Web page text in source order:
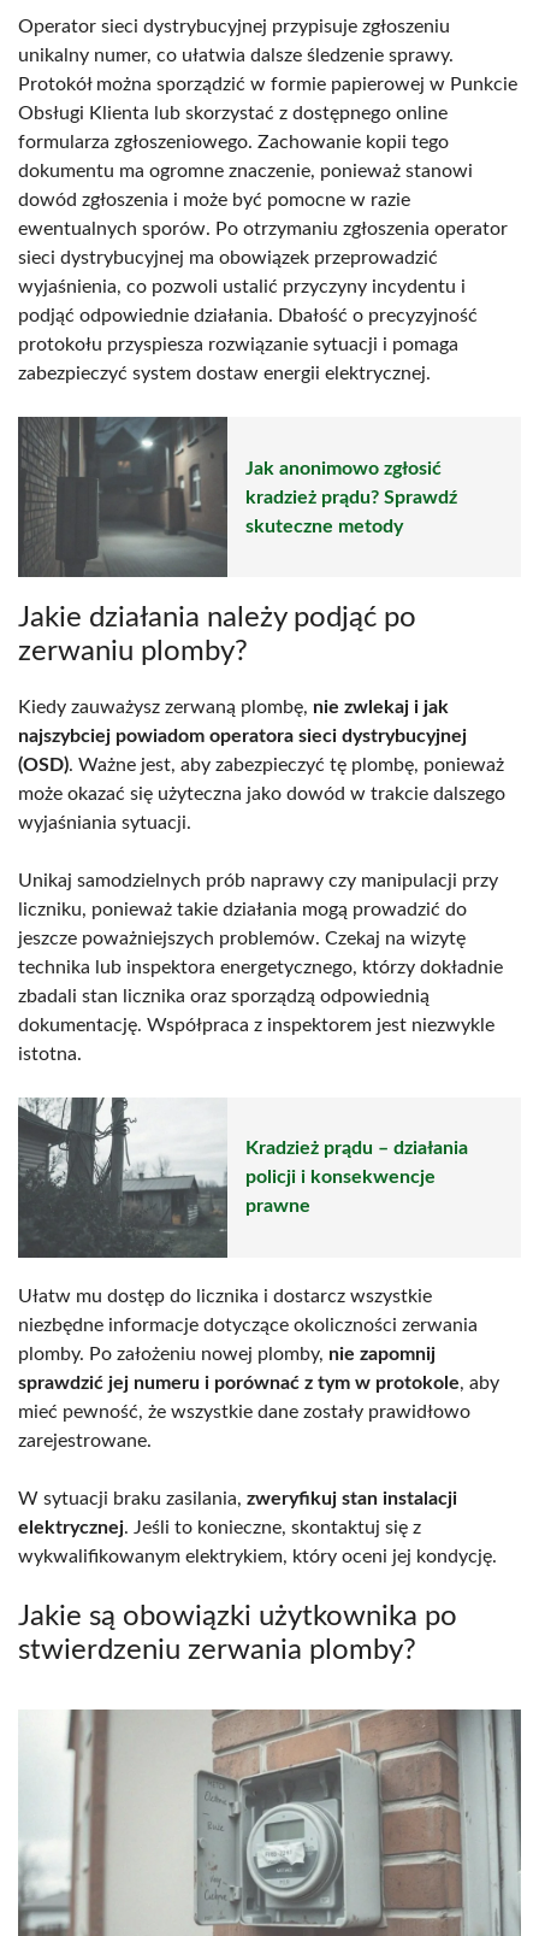
Operator sieci dystrybucyjnej przypisuje zgłoszeniu
unikalny numer, co ułatwia dalsze śledzenie sprawy.
Protokół można sporządzić w formie papierowej w Punkcie
Obsługi Klienta lub skorzystać z dostępnego online
formularza zgłoszeniowego. Zachowanie kopii tego
dokumentu ma ogromne znaczenie, ponieważ stanowi
dowód zgłoszenia i może być pomocne w razie
ewentualnych sporów. Po otrzymaniu zgłoszenia operator
sieci dystrybucyjnej ma obowiązek przeprowadzić
wyjaśnienia, co pozwoli ustalić przyczyny incydentu i
podjąć odpowiednie działania. Dbałość o precyzyjność
protokołu przyspiesza rozwiązanie sytuacji i pomaga
zabezpieczyć system dostaw energii elektrycznej.
Jak anonimowo zgłosić
kradzież prądu? Sprawdź
skuteczne metody
Jakie działania należy podjąć po
zerwaniu plomby?
Kiedy zauważysz zerwaną plombę, nie zwlekaj i jak
najszybciej powiadom operatora sieci dystrybucyjnej
(OSD). Ważne jest, aby zabezpieczyć tę plombę, ponieważ
może okazać się użyteczna jako dowód w trakcie dalszego
wyjaśniania sytuacji.
Unikaj samodzielnych prób naprawy czy manipulacji przy
liczniku, ponieważ takie działania mogą prowadzić do
jeszcze poważniejszych problemów. Czekaj na wizytę
technika lub inspektora energetycznego, którzy dokładnie
zbadali stan licznika oraz sporządzą odpowiednią
dokumentację. Współpraca z inspektorem jest niezwykle
istotna.
Kradzież prądu – działania
policji i konsekwencje
prawne
Ułatw mu dostęp do licznika i dostarcz wszystkie
niezbędne informacje dotyczące okoliczności zerwania
plomby. Po założeniu nowej plomby, nie zapomnij
sprawdzić jej numeru i porównać z tym w protokole, aby
mieć pewność, że wszystkie dane zostały prawidłowo
zarejestrowane.
W sytuacji braku zasilania, zweryfikuj stan instalacji
elektrycznej. Jeśli to konieczne, skontaktuj się z
wykwalifikowanym elektrykiem, który oceni jej kondycję.
Jakie są obowiązki użytkownika po
stwierdzeniu zerwania plomby?